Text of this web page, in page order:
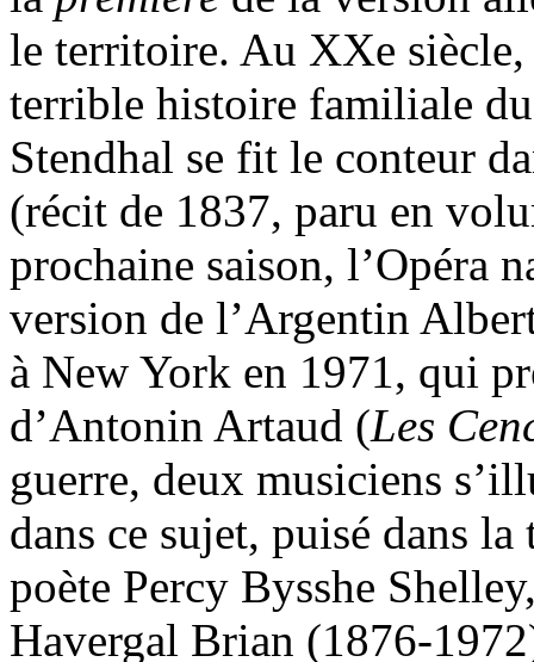
le territoire. Au XXe
terrible histoire familiale
Stendhal se fit le conteur
(récit de 1837, paru en
prochaine saison, l’Opéra
version de l’Argentin
à New York en 1971, qui
d’Antonin Artaud (Les
guerre, deux musiciens
dans ce sujet, puisé dans
poète Percy Bysshe
Havergal Brian (1876-